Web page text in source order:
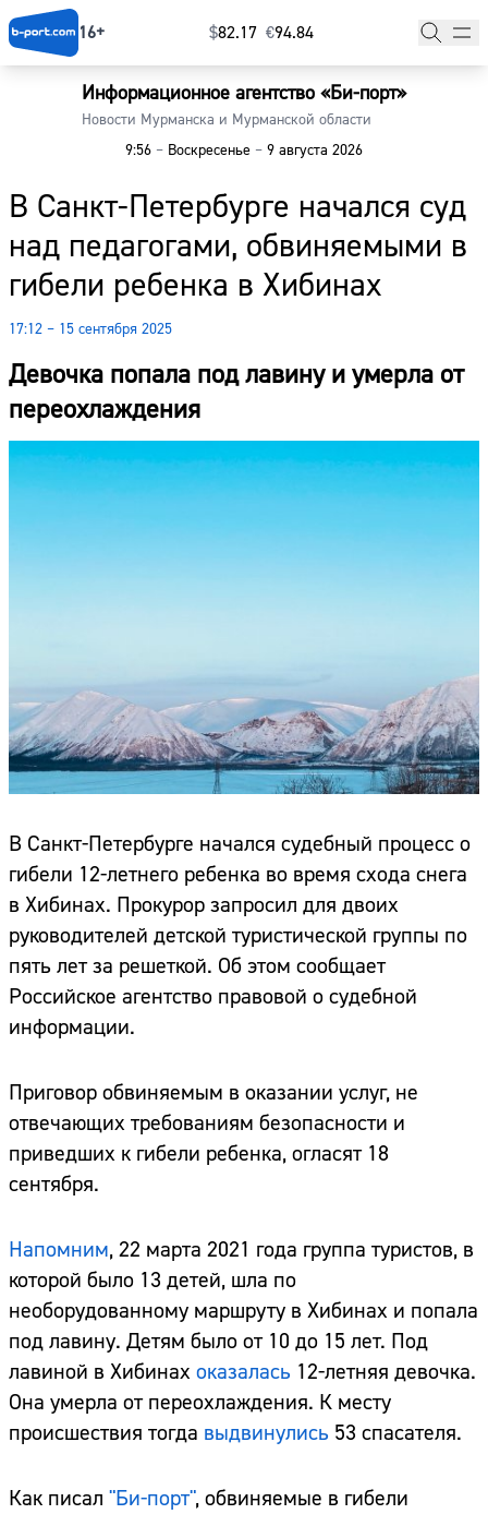
16+ $⁠82.17 €⁠94.84
Информационное агентство «Би-порт»
Новости Мурманска и Мурманской области
9:56 – Воскресенье – 9 августа 2026
В Санкт-Петербурге начался суд
над педагогами, обвиняемыми в
гибели ребенка в Хибинах
17:12 – 15 сентября 2025
Девочка попала под лавину и умерла от
переохлаждения
В Санкт-Петербурге начался судебный процесс о
гибели 12-летнего ребенка во время схода снега
в Хибинах. Прокурор запросил для двоих
руководителей детской туристической группы по
пять лет за решеткой. Об этом сообщает
Российское агентство правовой о судебной
информации.
Приговор обвиняемым в оказании услуг, не
отвечающих требованиям безопасности и
приведших к гибели ребенка, огласят 18
сентября.
Напомним, 22 марта 2021 года группа туристов, в
которой было 13 детей, шла по
необорудованному маршруту в Хибинах и попала
под лавину. Детям было от 10 до 15 лет. Под
лавиной в Хибинах оказалась 12-летняя девочка.
Она умерла от переохлаждения. К месту
происшествия тогда выдвинулись 53 спасателя.
Как писал "Би-порт", обвиняемые в гибели
Главная
Наши гости
Фоторепортажи
Погода
Курсы валют